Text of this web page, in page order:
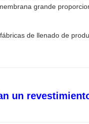
grande
de llenado de
un